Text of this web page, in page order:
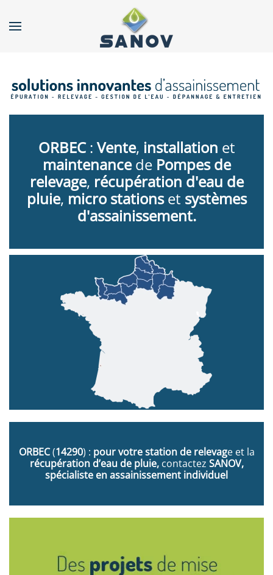
Accéder au contenu principal
ORBEC: Vente, installation et
maintenancede Pompes de
relevage, récupération d'eau de
pluie, micro stationset systèmes
d'assainissement.
ORBEC(14290) : pour votre station de relevage et la
récupération d’eau de pluie, contactez SANOV,
spécialiste en assainissement individuel